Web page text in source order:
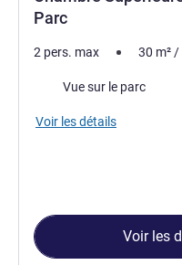
Parc
2 pers. max 30 m²/
Vues :Vue sur le parc
Voir les détails
Voir les